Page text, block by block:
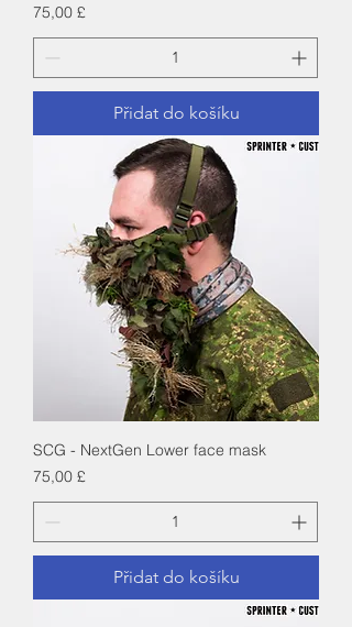
Cena
75,00 £
Přidat do košíku
SCG - NextGen Lower face mask
Cena
75,00 £
Přidat do košíku